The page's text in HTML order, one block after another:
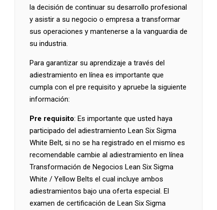
la decisión de continuar su desarrollo profesional
y asistir a su negocio o empresa a transformar
sus operaciones y mantenerse a la vanguardia de
su industria.
Para garantizar su aprendizaje a través del
adiestramiento en línea es importante que
cumpla con el pre requisito y apruebe la siguiente
información:
Pre requisito: Es importante que usted haya
participado del adiestramiento Lean Six Sigma
White Belt, si no se ha registrado en el mismo es
recomendable cambie al adiestramiento en línea
Transformación de Negocios Lean Six Sigma
White / Yellow Belts el cual incluye ambos
adiestramientos bajo una oferta especial. El
examen de certificación de Lean Six Sigma